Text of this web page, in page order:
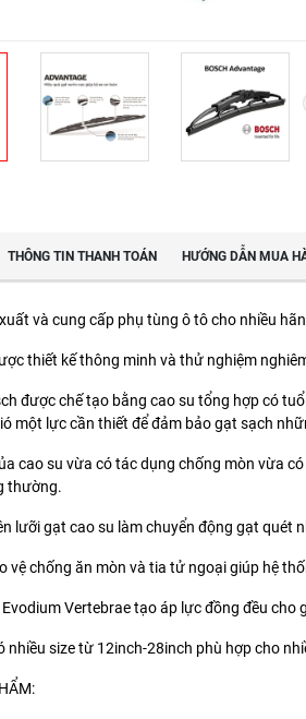
THÔNG TIN THANH TOÁN HƯỚNG DẪN MUA
và cung cấp phụ tùng ô tô cho nhiều
thiết kế thông minh và thử nghiệm
được chế tạo bằng cao su tổng hợp có
một lực cần thiết để đảm bảo gạt sạch
cao su vừa có tác dụng chống mòn vừa
thường.
lưỡi gạt cao su làm chuyển động gạt quét
vệ chống ăn mòn và tia tử ngoại giúp hệ
Vertebrae tạo áp lực đồng đều cho
nhiều size từ 12inch-28inch phù hợp cho